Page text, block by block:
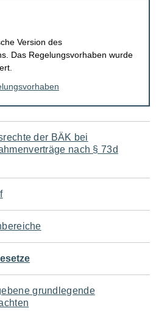
Version des
Das Regelungsvorhaben wurde
der BÄK bei
nach § 73d
grundlegende